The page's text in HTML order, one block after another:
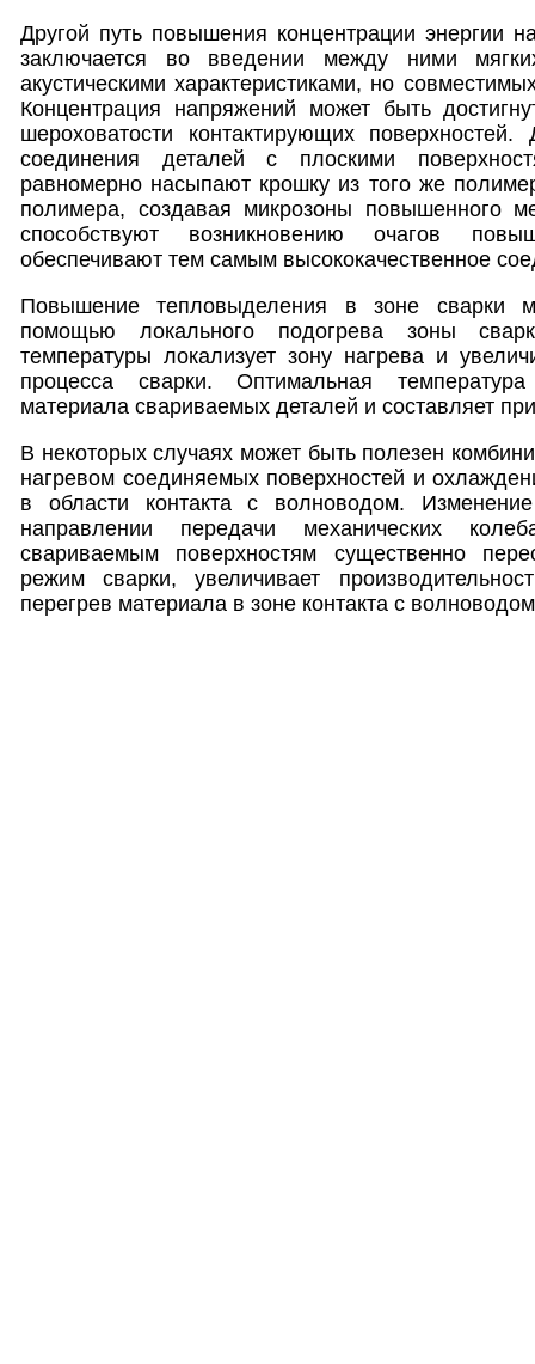
Другой путь повышения концентрации энергии
заключается во введении между ними
акустическими характеристиками, но
Концентрация напряжений может быть
шероховатости контактирующих
соединения деталей с плоскими
равномерно насыпают крошку из того же
полимера, создавая микрозоны повышенного
способствуют возникновению очагов
обеспечивают тем самым высококачественное
Повышение тепловыделения в зоне сварки
помощью локального подогрева зоны
температуры локализует зону нагрева и
процесса сварки. Оптимальная
материала свариваемых деталей и составляет
В некоторых случаях может быть полезен
нагревом соединяемых поверхностей и
в области контакта с волноводом.
направлении передачи механических
свариваемым поверхностям существенно
режим сварки, увеличивает
перегрев материала в зоне контакта с